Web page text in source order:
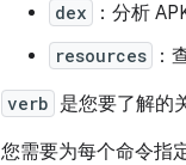
dex ：分析
resources ：
verb 是您要了解的
您需要为每个命令指